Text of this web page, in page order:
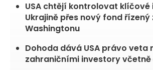
USA chtějí kontrolovat klíčové
Ukrajině přes nový fond řízený
Washingtonu
Dohoda dává USA právo veta
zahraničními investory